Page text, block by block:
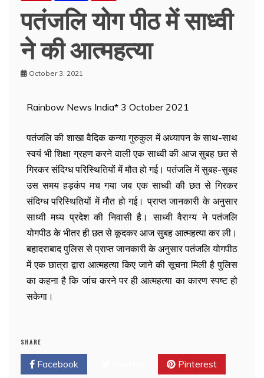
पतंजलि योग पीठ में साध्वी
ने की आत्महत्या
October 3, 2021
Rainbow News India* 3 October 2021
पतंजलि की शाखा वैदिक कन्या गुरुकुल में अध्यापन के साथ-साथ
स्वयं भी शिक्षा ग्रहण करने वाली एक साध्वी की आज सुबह छत से
गिरकर संदिग्ध परिस्थितियों में मौत हो गई। पतंजलि में सुबह-सुबह
उस समय हड़कंप मच गया जब एक साध्वी की छत से गिरकर
संदिग्ध परिस्थितियों में मौत हो गई। प्राप्त जानकारी के अनुसार
साध्वी मध्य प्रदेश की निवासी है। साध्वी वैराग्य ने पतंजलि
योगपीठ के भीतर ही छत से कूदकर आज सुबह आत्महत्या कर ली।
बहादराबाद पुलिस से प्राप्त जानकारी के अनुसार पतंजलि योगपीठ
में एक छात्रा द्वारा आत्महत्या किए जाने की सूचना मिली है पुलिस
का कहना है कि जांच करने पर ही आत्महत्या का कारण स्पष्ट हो
सकेगा।
SHARE
Facebook Pinterest